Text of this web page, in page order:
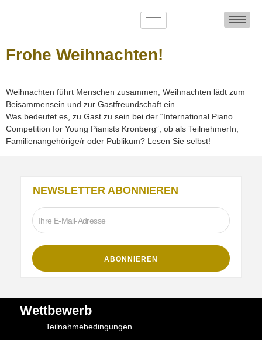
Frohe Weihnachten!
Weihnachten führt Menschen zusammen, Weihnachten lädt zum
Beisammensein und zur Gastfreundschaft ein.
Was bedeutet es, zu Gast zu sein bei der “International Piano
Competition for Young Pianists Kronberg”, ob als TeilnehmerIn,
Familienangehörige/r oder Publikum? Lesen Sie selbst!
NEWSLETTER ABONNIEREN
Wettbewerb
Teilnahmebedingungen